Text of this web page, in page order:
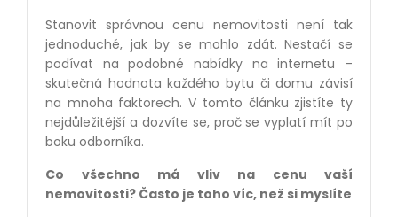
Stanovit správnou cenu nemovitosti není tak
jednoduché, jak by se mohlo zdát. Nestačí se
podívat na podobné nabídky na internetu –
skutečná hodnota každého bytu či domu závisí
na mnoha faktorech. V tomto článku zjistíte ty
nejdůležitější a dozvíte se, proč se vyplatí mít po
boku odborníka.
Co všechno má vliv na cenu vaší
nemovitosti? Často je toho víc, než si myslíte